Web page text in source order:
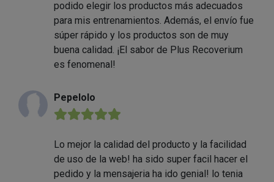
podido elegir los productos más adecuados
para mis entrenamientos. Además, el envío fue
súper rápido y los productos son de muy
buena calidad. ¡El sabor de Plus Recoverium
es fenomenal!
Pepelolo
★★★★★
Lo mejor la calidad del producto y la facilidad
de uso de la web! ha sido super facil hacer el
pedido y la mensajeria ha ido genial! lo tenia